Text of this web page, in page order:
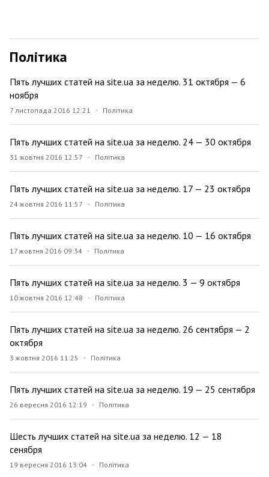
Політика
Пять лучших статей на site.ua за неделю. 31 октября — 6
ноября
7 листопада 2016 12:21 Політика
Пять лучших статей на site.ua за неделю. 24 — 30 октября
31 жовтня 2016 12:57 Політика
Пять лучших статей на site.ua за неделю. 17 — 23 октября
24 жовтня 2016 11:57 Політика
Пять лучших статей на site.ua за неделю. 10 — 16 октября
17 жовтня 2016 09:34 Політика
Пять лучших статей на site.ua за неделю. 3 — 9 октября
10 жовтня 2016 12:48 Політика
Пять лучших статей на site.ua за неделю. 26 сентября — 2
октября
3 жовтня 2016 11:25 Політика
Пять лучших статей на site.ua за неделю. 19 — 25 сентября
26 вересня 2016 12:19 Політика
Шесть лучших статей на site.ua за неделю. 12 — 18
сенября
19 вересня 2016 13:04 Політика